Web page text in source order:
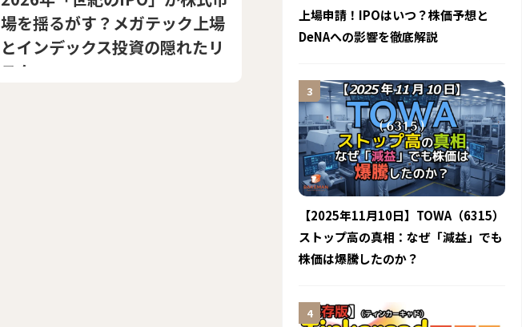
場を揺るがす？メガテック上場
とインデックス投資の隠れたリ
スク
上場申請！IPOはいつ？株価予想と
DeNAへの影響を徹底解説
【2025年11月10日】TOWA（6315）
ストップ高の真相：なぜ「減益」でも
株価は爆騰したのか？